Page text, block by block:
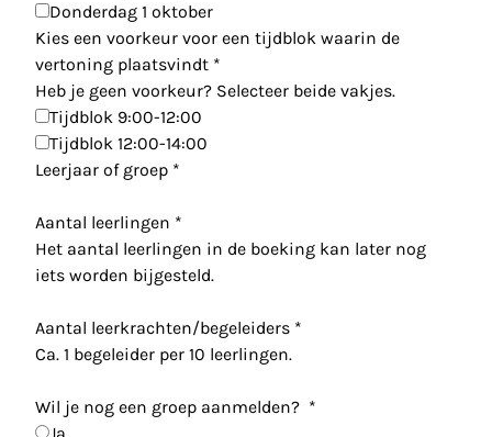
Donderdag 1 oktober
Kies een voorkeur voor een tijdblok waarin de
vertoning plaatsvindt *
Heb je geen voorkeur? Selecteer beide vakjes.
Tijdblok 9:00-12:00
Tijdblok 12:00-14:00
Leerjaar of groep *
Aantal leerlingen *
Het aantal leerlingen in de boeking kan later nog
iets worden bijgesteld.
Aantal leerkrachten/begeleiders *
Ca. 1 begeleider per 10 leerlingen.
Wil je nog een groep aanmelden? *